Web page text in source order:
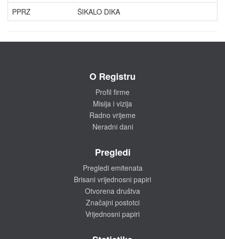
PPRZ
ŠIKALO DIKA
O Registru
Profil firme
Misija i vizija
Radno vrijeme
Neradni dani
Pregledi
Pregledi emitenata
Brisani vrijednosni papiri
Otvorena društva
Značajni postotci
Vrijednosni papiri